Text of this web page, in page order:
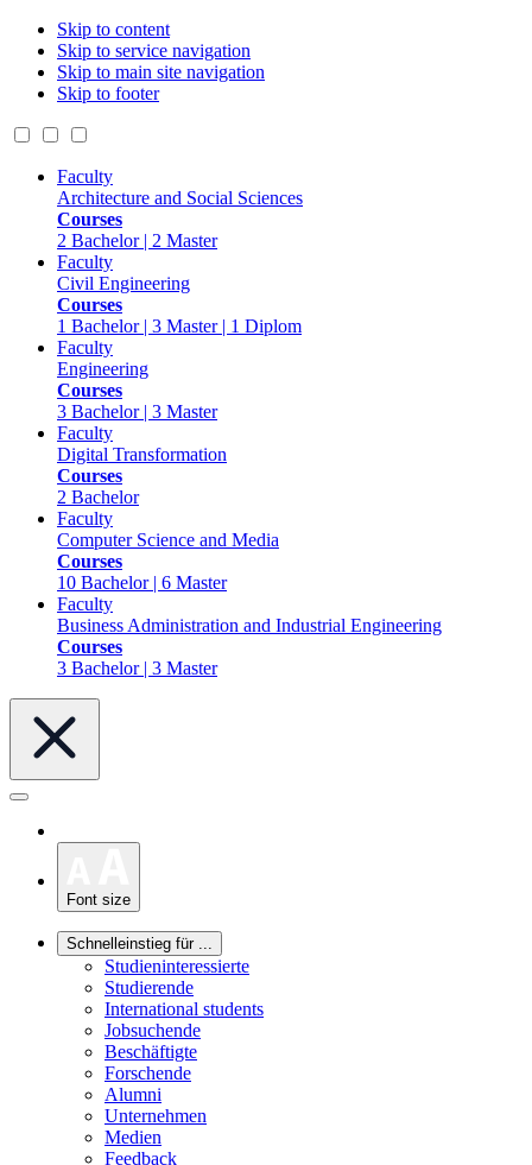
Skip to content
Skip to service navigation
Skip to main site navigation
Skip to footer
Faculty
Architecture and Social Sciences
Courses
2 Bachelor | 2 Master
Faculty
Civil Engineering
Courses
1 Bachelor | 3 Master | 1 Diplom
Faculty
Engineering
Courses
3 Bachelor | 3 Master
Faculty
Digital Transformation
Courses
2 Bachelor
Faculty
Computer Science and Media
Courses
10 Bachelor | 6 Master
Faculty
Business Administration and Industrial Engineering
Courses
3 Bachelor | 3 Master
Font size
Schnelleinstieg für ...
Studieninteressierte
Studierende
International students
Jobsuchende
Beschäftigte
Forschende
Alumni
Unternehmen
Medien
Feedback